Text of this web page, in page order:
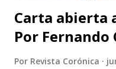
Carta abierta
Por
Por Revista Corónica